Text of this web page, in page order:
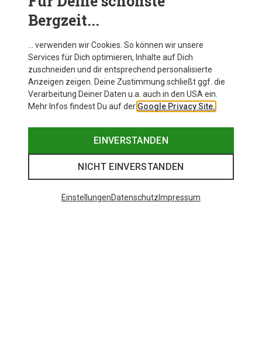
Damen Adi365 2in1 Shorts
S M
adidas
40,91 €
Bergzeit...
… verwenden wir Cookies. So können wir unsere
Services für Dich optimieren, Inhalte auf Dich
zuschneiden und dir entsprechend personalisierte
Anzeigen zeigen. Deine Zustimmung schließt ggf. die
Verarbeitung Deiner Daten u.a. auch in den USA ein.
Mehr Infos findest Du auf der Google Privacy Site.
EINVERSTANDEN
NICHT EINVERSTANDEN
EinstellungenDatenschutz Impressum